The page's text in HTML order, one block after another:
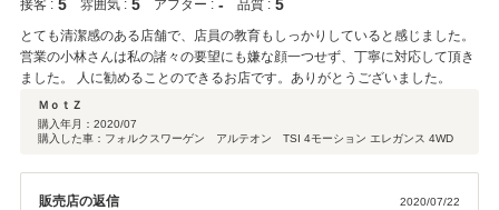
接客 : 5 雰囲気 : 5 アフター : ‐ 品質 : 5
とても清潔感のある店舗で、店員の教育もしっかりしていると感じました。
営業の小林さんは私の諸々の要望にも嫌な顔一つせず、丁寧に対応して頂き
ました。 人に勧めることのできるお店です。ありがとうございました。
ＭｏｔＺ
購入年月： 2020/07
購入した車：フォルクスワーゲン アルテオン TSI 4モーション エレガンス 4WD
販売店の返信 2020/07/22